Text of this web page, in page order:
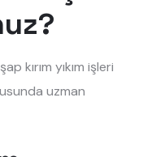
kırım yıkım işleri
uzman